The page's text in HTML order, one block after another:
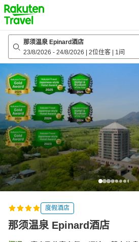
to
top
page
那须温泉 Epinard酒店
23/8/2026 - 24/8/2026 2位住客 1间
度假酒店
那须温泉 Epinard酒店